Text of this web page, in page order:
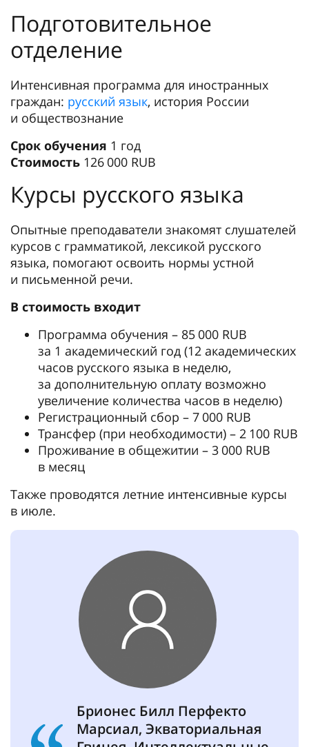
Подготовительное
отделение
Интенсивная программа для иностранных
граждан: русский язык, история России
и обществознание
Срок обучения 1 год
Стоимость 126 000 RUB
Курсы русского языка
Опытные преподаватели знакомят слушателей
курсов с грамматикой, лексикой русского
языка, помогают освоить нормы устной
и письменной речи.
В стоимость входит
Программа обучения – 85 000 RUB
за 1 академический год (12 академических
часов русского языка в неделю,
за дополнительную оплату возможно
увеличение количества часов в неделю)
Регистрационный сбор – 7 000 RUB
Трансфер (при необходимости) – 2 100 RUB
Проживание в общежитии – 3 000 RUB
в месяц
Также проводятся летние интенсивные курсы
в июле.
Брионес Билл Перфекто
Марсиал, Экваториальная